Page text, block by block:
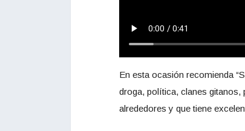
En esta ocasión recomienda
droga, política, clanes
alrededores y que tiene